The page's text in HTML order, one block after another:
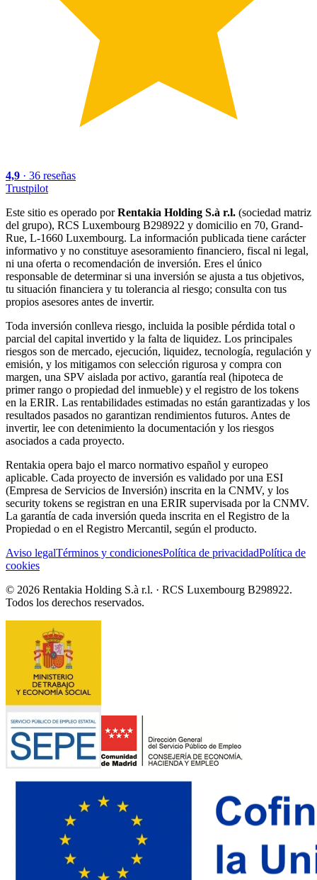
4,9 · 36 reseñas
Trustpilot
Este sitio es operado porRentakia Holding S.à r.l. (sociedad matriz
del grupo), RCS Luxembourg B298922 y domicilio en 70, Grand-
Rue, L-1660 Luxembourg. La información publicada tiene carácter
informativo y no constituye asesoramiento financiero, fiscal ni legal,
ni una oferta o recomendación de inversión. Eres el único
responsable de determinar si una inversión se ajusta a tus objetivos,
tu situación financiera y tu tolerancia al riesgo; consulta con tus
propios asesores antes de invertir.
Toda inversión conlleva riesgo, incluida la posible pérdida total o
parcial del capital invertido y la falta de liquidez. Los principales
riesgos son de mercado, ejecución, liquidez, tecnología, regulación y
emisión, y los mitigamos con selección rigurosa y compra con
margen, una SPV aislada por activo, garantía real (hipoteca de
primer rango o propiedad del inmueble) y el registro de los tokens
en la ERIR. Las rentabilidades estimadas no están garantizadas y los
resultados pasados no garantizan rendimientos futuros. Antes de
invertir, lee con detenimiento la documentación y los riesgos
asociados a cada proyecto.
Rentakia opera bajo el marco normativo español y europeo
aplicable. Cada proyecto de inversión es validado por una ESI
(Empresa de Servicios de Inversión) inscrita en la CNMV, y los
security tokens se registran en una ERIR supervisada por la CNMV.
La garantía de cada inversión queda inscrita en el Registro de la
Propiedad o en el Registro Mercantil, según el producto.
Aviso legalTérminos y condicionesPolítica de privacidadPolítica de
cookies
© 2026 Rentakia Holding S.à r.l. · RCS Luxembourg B298922.
Todos los derechos reservados.